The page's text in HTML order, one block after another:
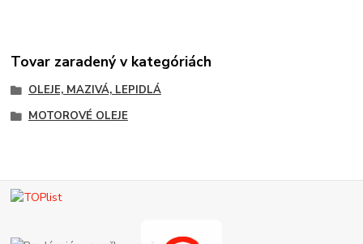
Tovar zaradený v kategóriách
OLEJE, MAZIVÁ, LEPIDLÁ
MOTOROVÉ OLEJE